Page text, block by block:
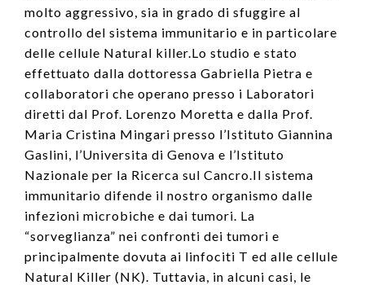
molto aggressivo, sia in grado di sfuggire al
controllo del sistema immunitario e in particolare
delle cellule Natural killer.Lo studio e stato
effettuato dalla dottoressa Gabriella Pietra e
collaboratori che operano presso i Laboratori
diretti dal Prof. Lorenzo Moretta e dalla Prof.
Maria Cristina Mingari presso l’Istituto Giannina
Gaslini, l’Universita di Genova e l’Istituto
Nazionale per la Ricerca sul Cancro.Il sistema
immunitario difende il nostro organismo dalle
infezioni microbiche e dai tumori. La
“sorveglianza” nei confronti dei tumori e
principalmente dovuta ai linfociti T ed alle cellule
Natural Killer (NK). Tuttavia, in alcuni casi, le